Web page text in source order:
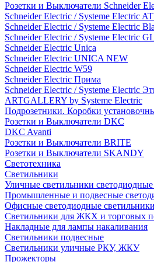
Розетки и Выключатели Schneider
Schneider Electric / Systeme Electric
Schneider Electric / Systeme Electric
Schneider Electric / Systeme Electric
Schneider Electric Unica
Schneider Electric UNICA NEW
Schneider Electric W59
Schneider Electric Прима
Schneider Electric / Systeme Electric
ARTGALLERY by Systeme Electric
Подрозетники. Коробки
Розетки и Выключатели DKC
DKC Avanti
Розетки и Выключатели BRITE
Розетки и Выключатели SKANDY
Светотехника
Светильники
Уличные светильники
Промышленные и подвесные
Офисные светодиодные
Светильники для ЖКХ и торговых
Накладные для лампы накаливания
Светильники подвесные
Светильники уличные РКУ, ЖКУ
Прожекторы